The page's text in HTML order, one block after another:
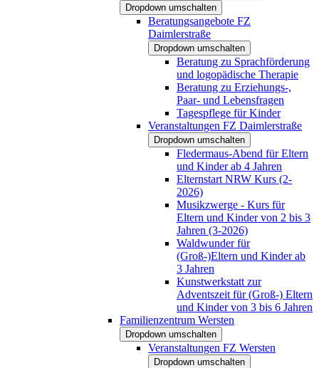
Dropdown umschalten
Beratungsangebote FZ
Daimlerstraße
Dropdown umschalten
Beratung zu Sprachförderung
und logopädische Therapie
Beratung zu Erziehungs-,
Paar- und Lebensfragen
Tagespflege für Kinder
Veranstaltungen FZ Daimlerstraße
Dropdown umschalten
Fledermaus-Abend für Eltern
und Kinder ab 4 Jahren
Elternstart NRW Kurs (2-
2026)
Musikzwerge - Kurs für
Eltern und Kinder von 2 bis 3
Jahren (3-2026)
Waldwunder für
(Groß-)Eltern und Kinder ab
3 Jahren
Kunstwerkstatt zur
Adventszeit für (Groß-) Eltern
und Kinder von 3 bis 6 Jahren
Familienzentrum Wersten
Dropdown umschalten
Veranstaltungen FZ Wersten
Dropdown umschalten